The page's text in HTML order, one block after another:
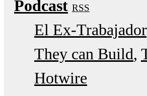
Podcast RSS
El Ex-Trabajador
They can Build
Hotwire